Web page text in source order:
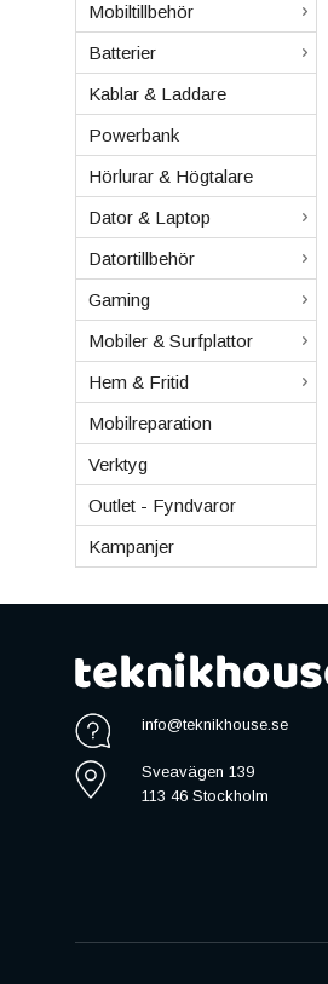
Mobiltillbehör
Batterier
Kablar & Laddare
Powerbank
Hörlurar & Högtalare
Dator & Laptop
Datortillbehör
Gaming
Mobiler & Surfplattor
Hem & Fritid
Mobilreparation
Verktyg
Outlet - Fyndvaror
Kampanjer
info@teknikhouse.se
Sveavägen 139
113 46 Stockholm